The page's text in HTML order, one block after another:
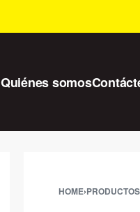
Quiénes somos
HOME›PRODUCTOS